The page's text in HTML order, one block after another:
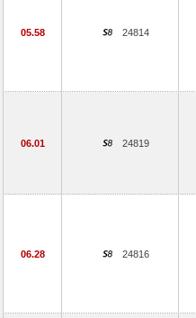
05.58 24814
06.01 24819
06.28 24816